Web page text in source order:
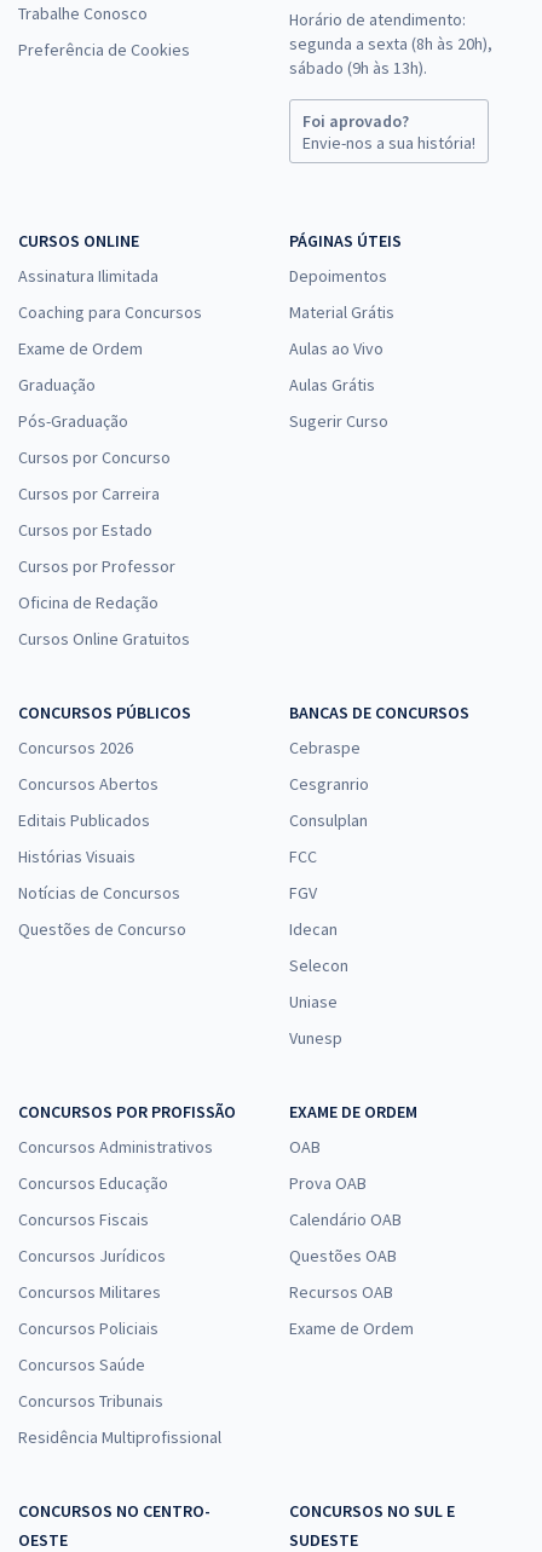
Trabalhe Conosco
Preferência de Cookies
Horário de atendimento:
segunda a sexta (8h às 20h),
sábado (9h às 13h).
Foi aprovado?
Envie-nos a sua história!
CURSOS ONLINE
Assinatura Ilimitada
Coaching para Concursos
Exame de Ordem
Graduação
Pós-Graduação
Cursos por Concurso
Cursos por Carreira
Cursos por Estado
Cursos por Professor
Oficina de Redação
Cursos Online Gratuitos
PÁGINAS ÚTEIS
Depoimentos
Material Grátis
Aulas ao Vivo
Aulas Grátis
Sugerir Curso
CONCURSOS PÚBLICOS
Concursos 2026
Concursos Abertos
Editais Publicados
Histórias Visuais
Notícias de Concursos
Questões de Concurso
BANCAS DE CONCURSOS
Cebraspe
Cesgranrio
Consulplan
FCC
FGV
Idecan
Selecon
Uniase
Vunesp
CONCURSOS POR PROFISSÃO
Concursos Administrativos
Concursos Educação
Concursos Fiscais
Concursos Jurídicos
Concursos Militares
Concursos Policiais
Concursos Saúde
Concursos Tribunais
Residência Multiprofissional
EXAME DE ORDEM
OAB
Prova OAB
Calendário OAB
Questões OAB
Recursos OAB
Exame de Ordem
CONCURSOS NO CENTRO-
OESTE
CONCURSOS NO SUL E
SUDESTE